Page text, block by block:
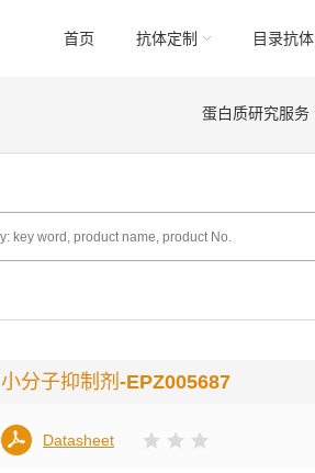
首页 抗体定制 目录抗体
蛋白质研究服务
小分子抑制剂 -EPZ005687
Datasheet